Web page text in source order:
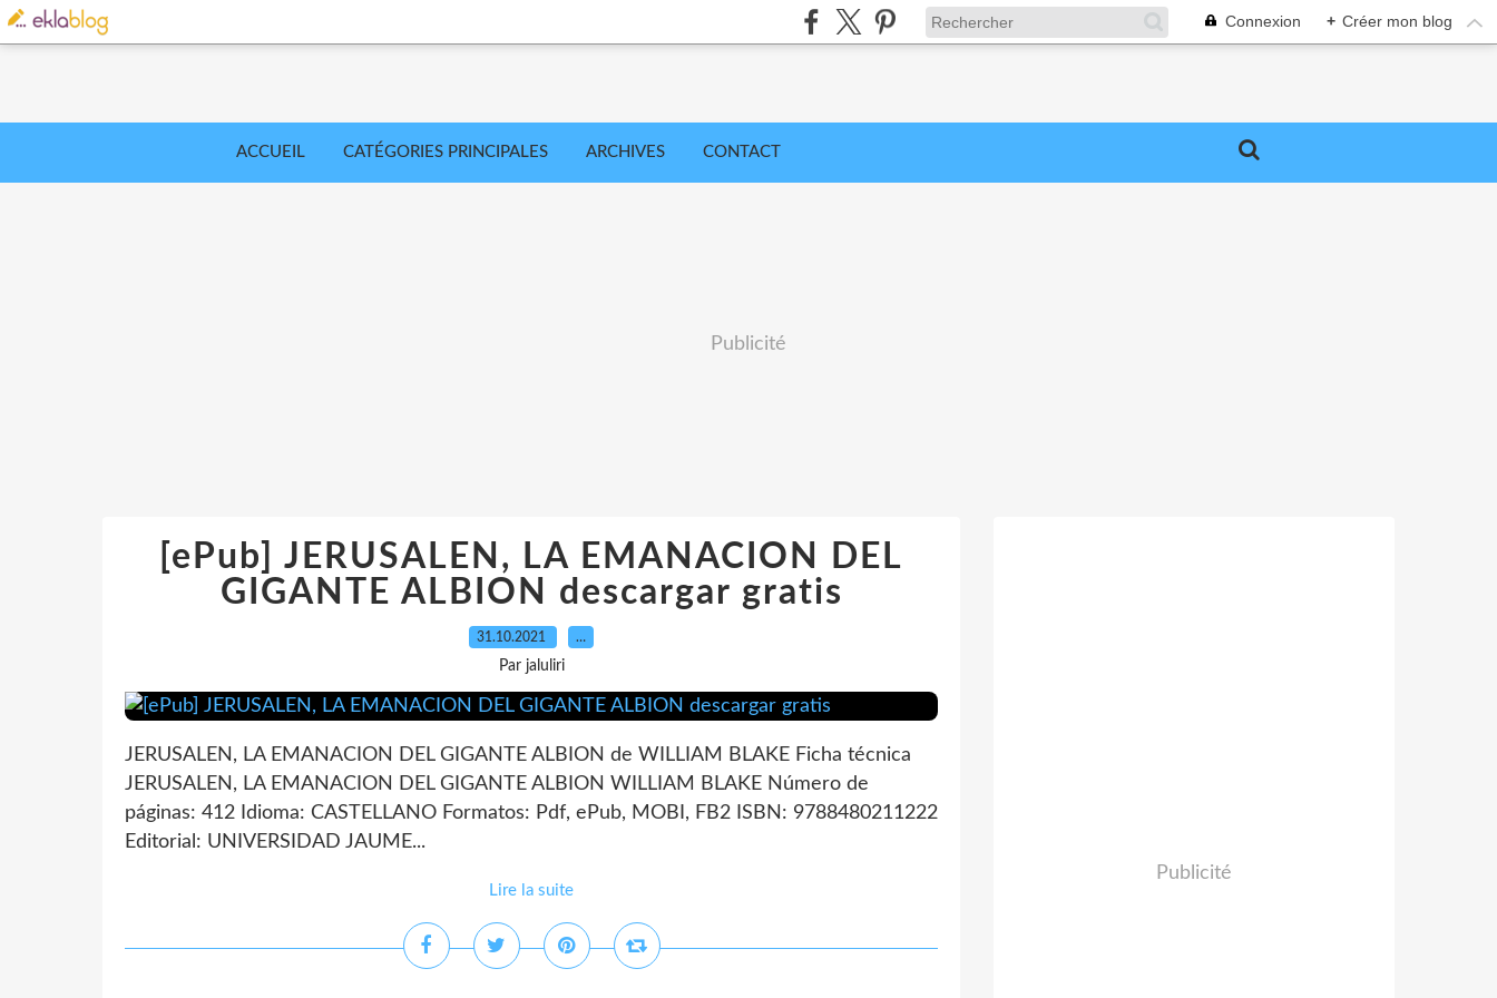
Connexion + Créer mon blog
ACCUEIL CATÉGORIES PRINCIPALES ARCHIVES CONTACT
Publicité
[ePub] JERUSALEN, LA EMANACION DEL
GIGANTE ALBION descargar gratis
31.10.2021 …
Par jaluliri
JERUSALEN, LA EMANACION DEL GIGANTE ALBION de WILLIAM BLAKE Ficha técnica
JERUSALEN, LA EMANACION DEL GIGANTE ALBION WILLIAM BLAKE Número de
páginas: 412 Idioma: CASTELLANO Formatos: Pdf, ePub, MOBI, FB2 ISBN: 9788480211222
Editorial: UNIVERSIDAD JAUME...
Lire la suite
Publicité